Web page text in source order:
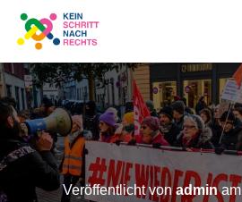
Veröffentlicht vonadminam